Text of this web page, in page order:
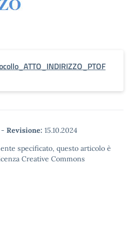
- Revisione: 15.10.2024
specificato, questo articolo è
Creative Commons